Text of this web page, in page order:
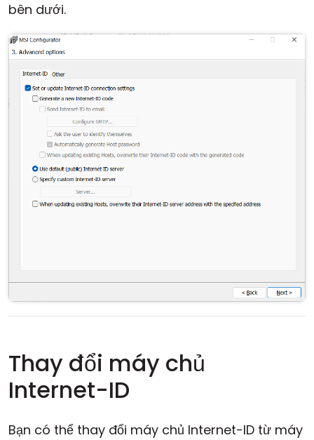
bên dưới.
Thay đổi máy chủ
Internet-ID
Bạn có thể thay đổi máy chủ Internet-ID từ máy